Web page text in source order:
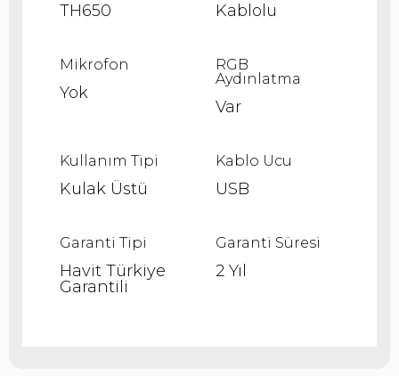
TH650 Kablolu
Mikrofon
Yok
RGB
Aydınlatma
Var
Kullanım Tipi
Kulak Üstü
Kablo Ucu
USB
Garanti Tipi
Havit Türkiye
Garantili
Garanti Süresi
2 Yıl